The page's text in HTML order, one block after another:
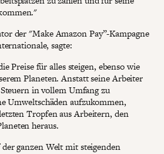
der "Make Amazon Pay”-Kampagne
sagte:
Preise für alles steigen, ebenso wie
Planeten. Anstatt seine Arbeiter
in vollem Umfang zu
Umweltschäden aufzukommen,
Tropfen aus Arbeitern, den
heraus.
ganzen Welt mit steigenden